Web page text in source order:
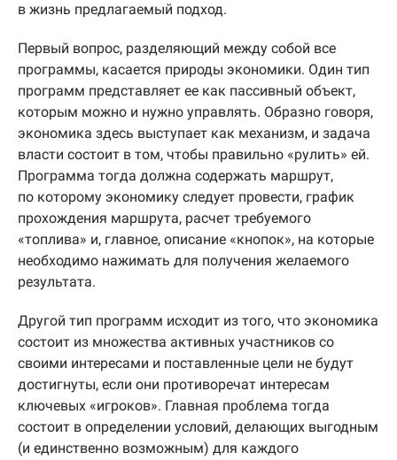
в жизнь предлагаемый подход.
Первый вопрос, разделяющий между собой все
программы, касается природы экономики. Один тип
программ представляет ее как пассивный объект,
которым можно и нужно управлять. Образно говоря,
экономика здесь выступает как механизм, и задача
власти состоит в том, чтобы правильно «рулить» ей.
Программа тогда должна содержать маршрут,
по которому экономику следует провести, график
прохождения маршрута, расчет требуемого
«топлива» и, главное, описание «кнопок», на которые
необходимо нажимать для получения желаемого
результата.
Другой тип программ исходит из того, что экономика
состоит из множества активных участников со
своими интересами и поставленные цели не будут
достигнуты, если они противоречат интересам
ключевых «игроков». Главная проблема тогда
состоит в определении условий, делающих выгодным
(и единственно возможным) для каждого